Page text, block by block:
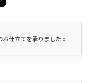
お仕立てを承りました »